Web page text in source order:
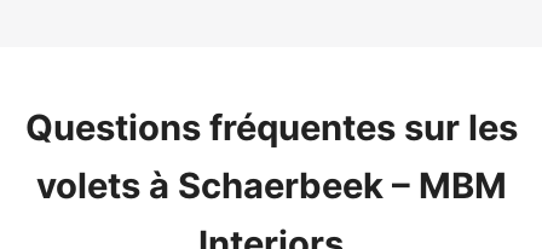
Questions fréquentes sur les
volets à Schaerbeek – MBM